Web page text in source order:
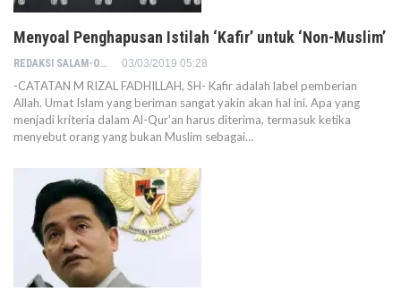
Menyoal Penghapusan Istilah ‘Kafir’ untuk ‘Non-Muslim’
REDAKSI SALAM-ONLINE 03/03/2019 05:28
-CATATAN M RIZAL FADHILLAH, SH- Kafir adalah label pemberian
Allah. Umat Islam yang beriman sangat yakin akan hal ini. Apa yang
menjadi kriteria dalam Al-Qur'an harus diterima, termasuk ketika
menyebut orang yang bukan Muslim sebagai…